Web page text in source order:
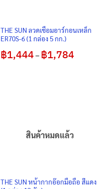
THE SUN ลวดเชื่อมอาร์กอนเหล็ก
ER70S-6 (1 กล่อง 5 กก.)
฿1,444– ฿1,784range:
สินค้าหมดแล้ว
THE SUN หน้ากากอ๊อกมือถือ สีแดง